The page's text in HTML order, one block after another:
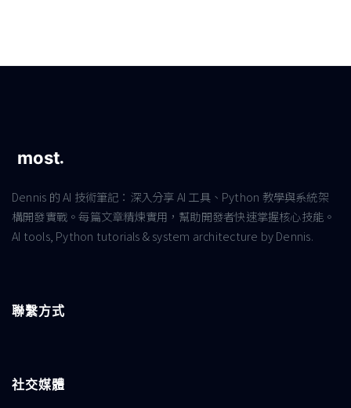
Dennis 的 AI 技術筆記：深入分享 AI 工具、Python 教學與系統架
構開發實戰。每篇文章精煉實用，幫助開發者快速掌握核心技能。
AI tools, Python tutorials & system architecture by Dennis.
聯繫方式
社交媒體